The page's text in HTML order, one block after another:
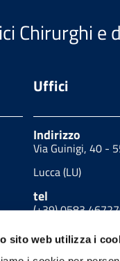
sito web utilizza i
Chirurghi e
Uffici
Indirizzo
Via Guinigi, 40 -
Lucca (LU)
tel
(+39) 0583
fax
(+39) 0583